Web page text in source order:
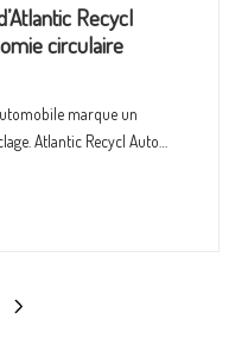
Recycl
circulaire
marque un
Atlantic Recycl Auto…